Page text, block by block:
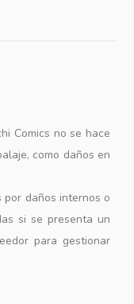
Comics no se hace
como daños en
por daños internos o
si se presenta un
para gestionar